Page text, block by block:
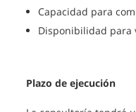
Capacidad para
Disponibilidad para
Plazo de ejecución